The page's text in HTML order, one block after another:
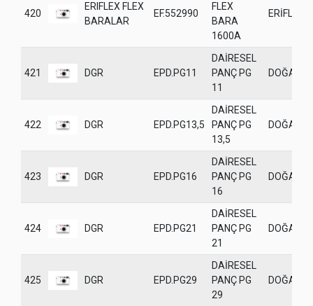
420
ERIFLEX FLEX
BARALAR
EF.552990
FLEX
BARA
1600A
ERİFLEX
421 DGR EPD.PG11
DAİRESEL
PANÇ PG
11
DOĞANER
422 DGR EPD.PG13,5
DAİRESEL
PANÇ PG
13,5
DOĞANER
423 DGR EPD.PG16
DAİRESEL
PANÇ PG
16
DOĞANER
424 DGR EPD.PG21
DAİRESEL
PANÇ PG
21
DOĞANER
425 DGR EPD.PG29
DAİRESEL
PANÇ PG
29
DOĞANER